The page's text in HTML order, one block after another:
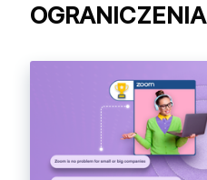
OGRANICZENIA